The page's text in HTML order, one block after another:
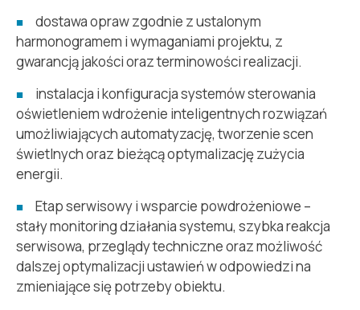
dostawa opraw zgodnie z ustalonym
harmonogramem i wymaganiami projektu, z
gwarancją jakości oraz terminowości realizacji.
instalacja i konfiguracja systemów sterowania
oświetleniem wdrożenie inteligentnych rozwiązań
umożliwiających automatyzację, tworzenie scen
świetlnych oraz bieżącą optymalizację zużycia
energii.
Etap serwisowy i wsparcie powdrożeniowe –
stały monitoring działania systemu, szybka reakcja
serwisowa, przeglądy techniczne oraz możliwość
dalszej optymalizacji ustawień w odpowiedzi na
zmieniające się potrzeby obiektu.